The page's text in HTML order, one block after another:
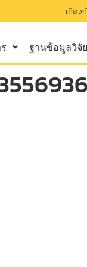
เกี่ยว
ฐานข้อมูลวิจัย